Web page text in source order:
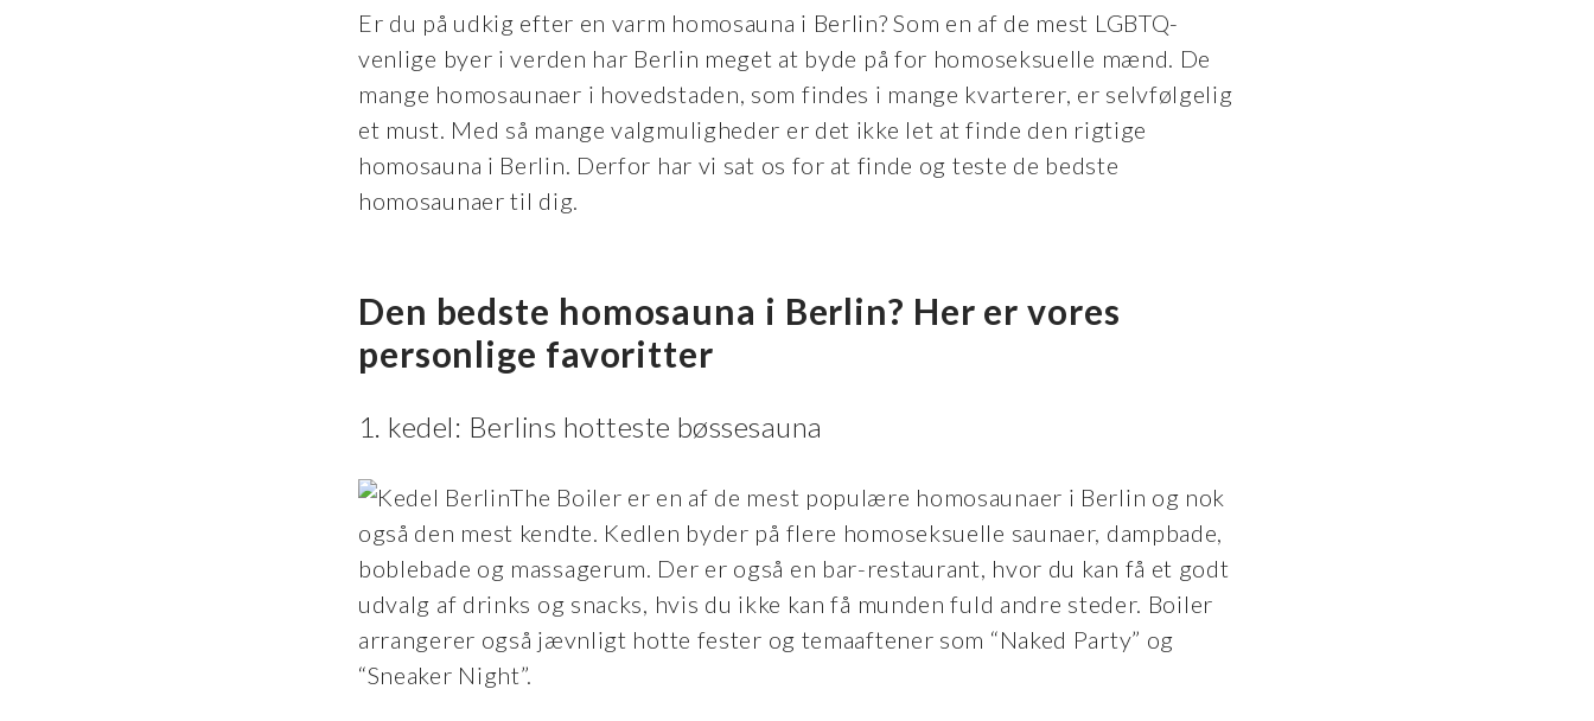
Er du på udkig efter en varm homosauna i Berlin? Som en af de mest LGBTQ-
venlige byer i verden har Berlin meget at byde på for homoseksuelle mænd. De
mange homosaunaer i hovedstaden, som findes i mange kvarterer, er selvfølgelig
et must. Med så mange valgmuligheder er det ikke let at finde den rigtige
homosauna i Berlin. Derfor har vi sat os for at finde og teste de bedste
homosaunaer til dig.
Den bedste homosauna i Berlin? Her er vores
personlige favoritter
1. kedel: Berlins hotteste bøssesauna
The Boiler er en af de mest populære homosaunaer i Berlin og nok
også den mest kendte. Kedlen byder på flere homoseksuelle saunaer, dampbade,
boblebade og massagerum. Der er også en bar-restaurant, hvor du kan få et godt
udvalg af drinks og snacks, hvis du ikke kan få munden fuld andre steder. Boiler
arrangerer også jævnligt hotte fester og temaaftener som “Naked Party” og
“Sneaker Night”.